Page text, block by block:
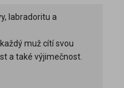
labradoritu a
muž cítí svou
a také výjimečnost.